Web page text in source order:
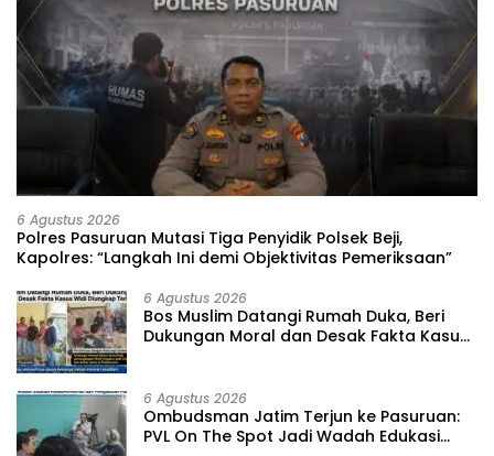
6 Agustus 2026
‎Polres Pasuruan Mutasi Tiga Penyidik Polsek Beji,
Kapolres: “Langkah Ini demi Objektivitas Pemeriksaan”
6 Agustus 2026
‎Bos Muslim Datangi Rumah Duka, Beri
Dukungan Moral dan Desak Fakta Kasus
6 Agustus 2026
‎Ombudsman Jatim Terjun ke Pasuruan:
PVL On The Spot Jadi Wadah Edukasi